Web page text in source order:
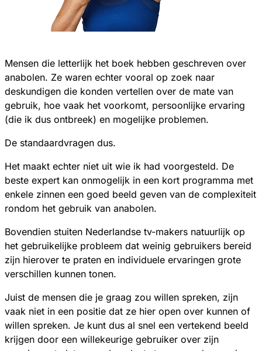
Mensen die letterlijk het boek hebben geschreven over
anabolen. Ze waren echter vooral op zoek naar
deskundigen die konden vertellen over de mate van
gebruik, hoe vaak het voorkomt, persoonlijke ervaring
(die ik dus ontbreek) en mogelijke problemen.
De standaardvragen dus.
Het maakt echter niet uit wie ik had voorgesteld. De
beste expert kan onmogelijk in een kort programma met
enkele zinnen een goed beeld geven van de complexiteit
rondom het gebruik van anabolen.
Bovendien stuiten Nederlandse tv-makers natuurlijk op
het gebruikelijke probleem dat weinig gebruikers bereid
zijn hierover te praten en individuele ervaringen grote
verschillen kunnen tonen.
Juist de mensen die je graag zou willen spreken, zijn
vaak niet in een positie dat ze hier open over kunnen of
willen spreken. Je kunt dus al snel een vertekend beeld
krijgen door een willekeurige gebruiker over zijn